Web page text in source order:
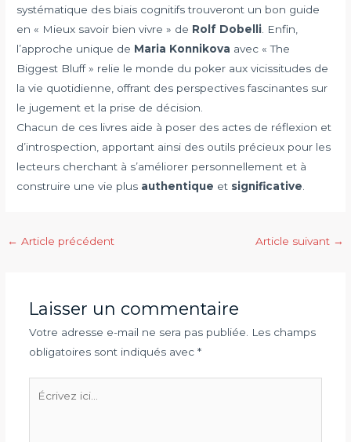
systématique des biais cognitifs trouveront un bon guide
en « Mieux savoir bien vivre » de Rolf Dobelli . Enfin,
l’approche unique de Maria Konnikova avec « The
Biggest Bluff » relie le monde du poker aux vicissitudes de
la vie quotidienne, offrant des perspectives fascinantes sur
le jugement et la prise de décision.
Chacun de ces livres aide à poser des actes de réflexion et
d’introspection, apportant ainsi des outils précieux pour les
lecteurs cherchant à s’améliorer personnellement et à
construire une vie plus authentique et significative
Navigation
← Article précédent Article suivant →
Laisser un commentaire
Votre adresse e-mail ne sera pas publiée.
Les champs
obligatoires sont indiqués avec *